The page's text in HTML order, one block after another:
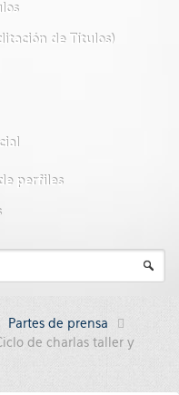
de Títulos)
perfiles
Partes de prensa
de charlas taller y